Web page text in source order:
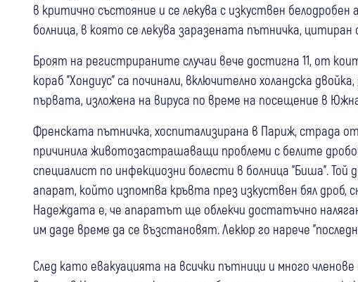
в критично състояние и се лекува с изкуствен
болница, в която се лекува заразената пътничка,
Броят на регистрираните случаи вече достигна 11, от
кораб "Хондиус" са починали, включително холандска
първата, изложена на вируса по време на посещение в
Френската пътничка, хоспитализирана в Париж, страда
причинила животозастрашаващи проблеми с белите
специалист по инфекциозни болести в болница "Биша".
апарат, който изпомпва кръвта през изкуствен бял дроб,
Надеждата е, че апаратът ще облекчи достатъчно
им даде време да се възстановят. Лекюр го нарече
След като евакуацията на всички пътници и много